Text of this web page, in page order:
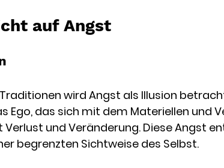
auf Angst
wird Angst als Illusion
Ego, das sich mit dem Materiellen und
und Veränderung. Diese Angst
begrenzten Sichtweise des Selbst.